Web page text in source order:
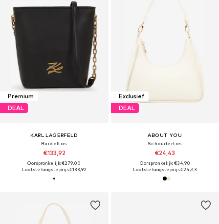
Premium
DEAL
KARL LAGERFELD
Buideltas
€133,92
Oorspronkelijk: €279,00
Laatste laagste prijs:€133,92
Exclusief
DEAL
ABOUT YOU
Schoudertas
€24,43
Oorspronkelijk: €34,90
Laatste laagste prijs:€24,43